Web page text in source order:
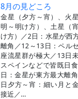
8月の見どころ
金星（夕方～宵）、火
明～明け方）、土星（
け方）／2日：水星が西
離角／12～13日：ペル
座流星群が極大／13日
スペインなどで皆既日
日：金星が東方最大離
日夕方～宵：細い月と
接近／…